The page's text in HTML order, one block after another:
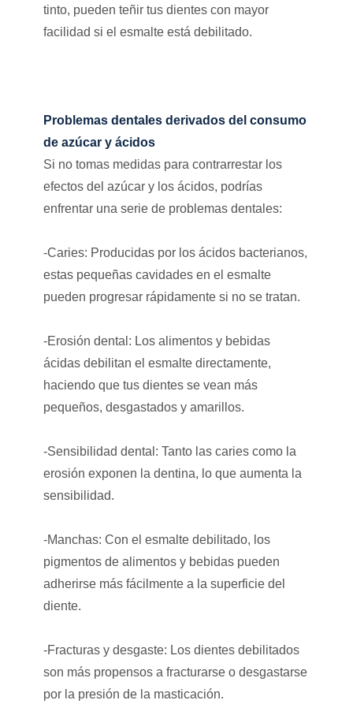
tinto, pueden teñir tus dientes con mayor
facilidad si el esmalte está debilitado.
Problemas dentales derivados del consumo
de azúcar y ácidos
Si no tomas medidas para contrarrestar los
efectos del azúcar y los ácidos, podrías
enfrentar una serie de problemas dentales:
-Caries: Producidas por los ácidos bacterianos,
estas pequeñas cavidades en el esmalte
pueden progresar rápidamente si no se tratan.
-Erosión dental: Los alimentos y bebidas
ácidas debilitan el esmalte directamente,
haciendo que tus dientes se vean más
pequeños, desgastados y amarillos.
-Sensibilidad dental: Tanto las caries como la
erosión exponen la dentina, lo que aumenta la
sensibilidad.
-Manchas: Con el esmalte debilitado, los
pigmentos de alimentos y bebidas pueden
adherirse más fácilmente a la superficie del
diente.
-Fracturas y desgaste: Los dientes debilitados
son más propensos a fracturarse o desgastarse
por la presión de la masticación.